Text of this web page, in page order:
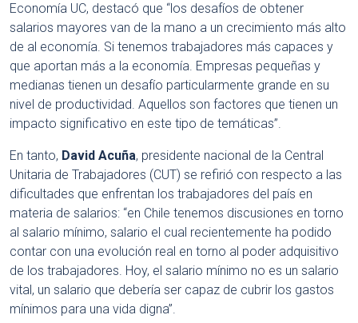
Economía UC, destacó que “los desafíos de obtener
salarios mayores van de la mano a un crecimiento más alto
de al economía. Si tenemos trabajadores más capaces y
que aportan más a la economía. Empresas pequeñas y
medianas tienen un desafío particularmente grande en su
nivel de productividad. Aquellos son factores que tienen un
impacto significativo en este tipo de temáticas”.
En tanto, David Acuña, presidente nacional de la Central
Unitaria de Trabajadores (CUT) se refirió con respecto a las
dificultades que enfrentan los trabajadores del país en
materia de salarios: “en Chile tenemos discusiones en torno
al salario mínimo, salario el cual recientemente ha podido
contar con una evolución real en torno al poder adquisitivo
de los trabajadores. Hoy, el salario mínimo no es un salario
vital, un salario que debería ser capaz de cubrir los gastos
mínimos para una vida digna”.